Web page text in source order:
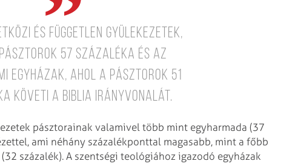
és független gyülekezetek,
57 százaléka és az
egyházak, ahol a pásztorok 51
követi a Biblia irányvonalát.
pásztorainak valamivel több mint egyharmada (37
ami néhány százalékponttal magasabb, mint a főbb
százalék). A szentségi teológiához igazodó egyházak